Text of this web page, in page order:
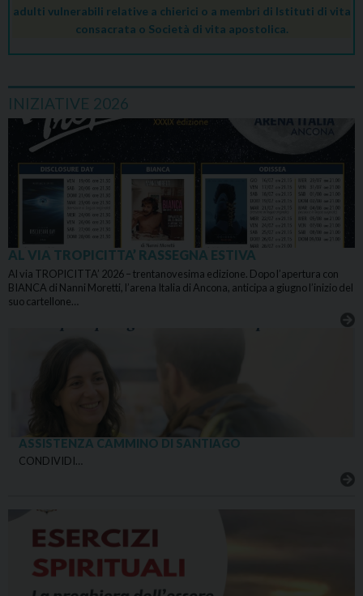
adulti vulnerabili relative a chierici o a membri di Istituti di vita
consacrata o Società di vita apostolica.
INIZIATIVE 2026
AL VIA TROPICITTA’ RASSEGNA ESTIVA
Al via TROPICITTA’ 2026 – trentanovesima edizione. Dopo l’apertura con
BIANCA di Nanni Moretti, l’arena Italia di Ancona, anticipa a giugno l’inizio del
suo cartellone…
ASSISTENZA CAMMINO DI SANTIAGO
CONDIVIDI…